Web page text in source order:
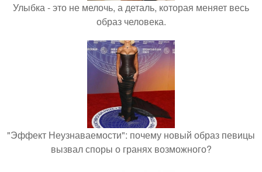
Улыбка - это не мелочь, а деталь, которая меняет весь
образ человека.
"Эффект Неузнаваемости": почему новый образ певицы
вызвал споры о гранях возможного?